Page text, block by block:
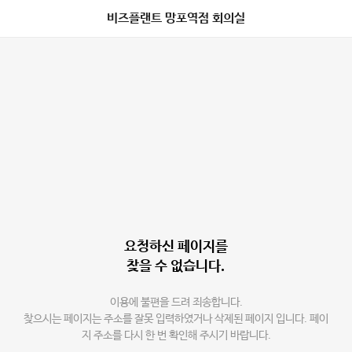
비즈플랜트 망포역점 회의실
요청하신 페이지를
찾을 수 없습니다.
이용에 불편을 드려 죄송합니다.
찾으시는 페이지는 주소를 잘못 입력하였거나 삭제된 페이지 입니다. 페이
지 주소를 다시 한 번 확인해 주시기 바랍니다.